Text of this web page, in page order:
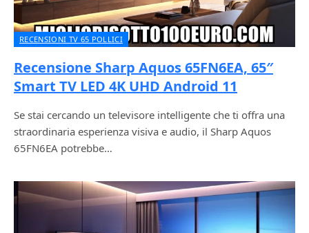
RECENSIONI TV 65 POLLICI
Recensione Sharp Aquos 65FN6EA, 65″
Smart TV LED 4K UHD Android 11
Se stai cercando un televisore intelligente che ti offra una
straordinaria esperienza visiva e audio, il Sharp Aquos
65FN6EA potrebbe…